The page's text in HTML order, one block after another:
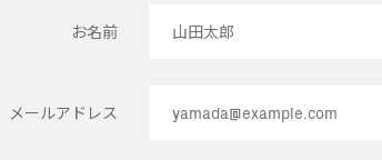
お名前
メールアドレス